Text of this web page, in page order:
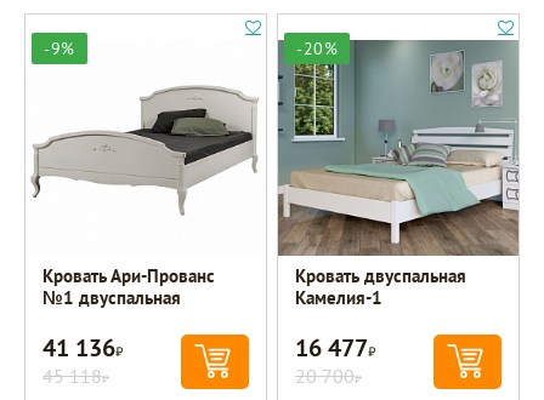
-9%
Кровать Ари-Прованс
№1 двуспальная
41 136Р
45 118Р
-20%
Кровать двуспальная
Камелия-1
16 477Р
20 700Р